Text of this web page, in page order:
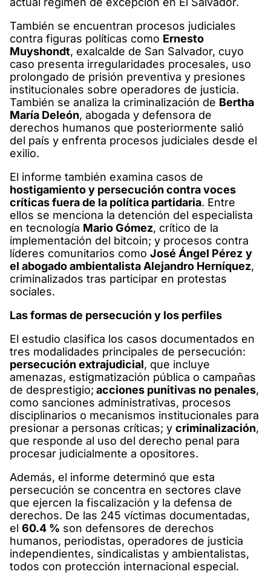
También se encuentran procesos judiciales
contra figuras políticas como Ernesto
Muyshondt, exalcalde de San Salvador, cuyo
caso presenta irregularidades procesales, uso
prolongado de prisión preventiva y presiones
institucionales sobre operadores de justicia.
También se analiza la criminalización de Bertha
María Deleón, abogada y defensora de
derechos humanos que posteriormente salió
del país y enfrenta procesos judiciales desde el
exilio.
El informe también examina casos de
hostigamiento y persecución contra voces
críticas fuera de la política partidaria. Entre
ellos se menciona la detención del especialista
en tecnología Mario Gómez, crítico de la
implementación del bitcoin; y procesos contra
líderes comunitarios como José Ángel Pérez y
el abogado ambientalista Alejandro Herníquez,
criminalizados tras participar en protestas
sociales.
Las formas de persecución y los perfiles
El estudio clasifica los casos documentados en
tres modalidades principales de persecución:
persecución extrajudicial, que incluye
amenazas, estigmatización pública o campañas
de desprestigio; acciones punitivas no penales,
como sanciones administrativas, procesos
disciplinarios o mecanismos institucionales para
presionar a personas críticas; y criminalización,
que responde al uso del derecho penal para
procesar judicialmente a opositores.
Además, el informe determinó que esta
persecución se concentra en sectores clave
que ejercen la fiscalización y la defensa de
derechos. De las 245 víctimas documentadas,
el 60.4 % son defensores de derechos
humanos, periodistas, operadores de justicia
independientes, sindicalistas y ambientalistas,
todos con protección internacional especial.